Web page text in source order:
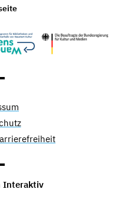
Interaktiv